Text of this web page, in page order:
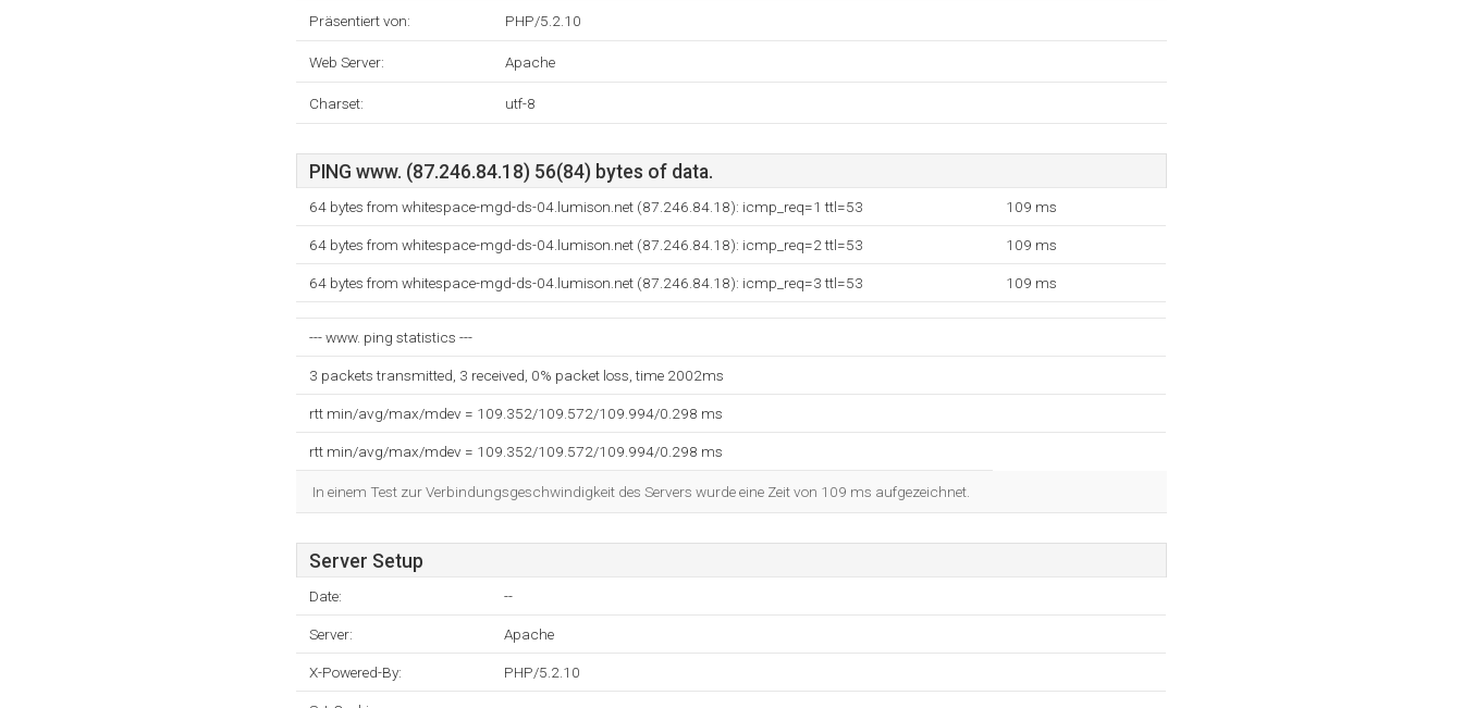
Präsentiert von: PHP/5.2.10
Web Server: Apache
Charset: utf-8
PING www. (87.246.84.18) 56(84) bytes of data.
64 bytes from whitespace-mgd-ds-04.lumison.net (87.246.84.18): icmp_req=1 ttl=53 109 ms
64 bytes from whitespace-mgd-ds-04.lumison.net (87.246.84.18): icmp_req=2 ttl=53 109 ms
64 bytes from whitespace-mgd-ds-04.lumison.net (87.246.84.18): icmp_req=3 ttl=53 109 ms
--- www. ping statistics ---
3 packets transmitted, 3 received, 0% packet loss, time 2002ms
rtt min/avg/max/mdev = 109.352/109.572/109.994/0.298 ms
rtt min/avg/max/mdev = 109.352/109.572/109.994/0.298 ms
In einem Test zur Verbindungsgeschwindigkeit des Servers wurde eine Zeit von 109 ms aufgezeichnet.
Server Setup
Date: --
Server: Apache
X-Powered-By: PHP/5.2.10